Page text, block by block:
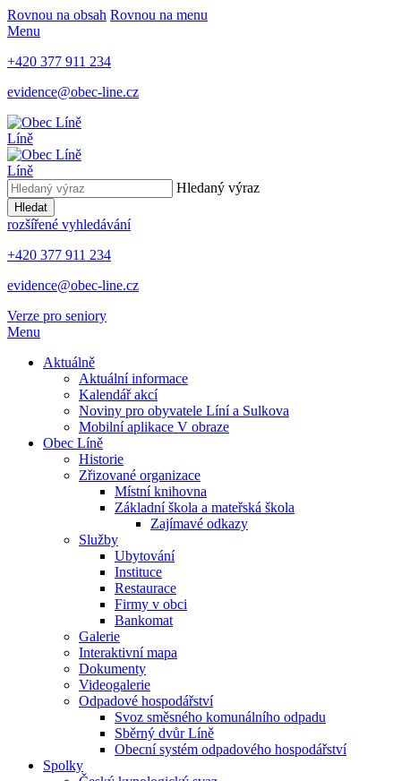
Rovnou na obsah Rovnou na menu
Menu
+420 377 911 234
evidence@obec-line.cz
Líně
Líně
Hledaný výraz
Hledat
rozšířené vyhledávání
+420 377 911 234
evidence@obec-line.cz
Verze pro seniory
Menu
Aktuálně
Aktuální informace
Kalendář akcí
Noviny pro obyvatele Líní a Sulkova
Mobilní aplikace V obraze
Obec Líně
Historie
Zřizované organizace
Místní knihovna
Základní škola a mateřská škola
Zajímavé odkazy
Služby
Ubytování
Instituce
Restaurace
Firmy v obci
Bankomat
Galerie
Interaktivní mapa
Dokumenty
Videogalerie
Odpadové hospodářství
Svoz směsného komunálního odpadu
Sběrný dvůr Líně
Obecní systém odpadového hospodářství
Spolky